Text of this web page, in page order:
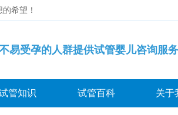
希望！
易受孕的人群提供试管婴儿咨询服务
管知识 试管百科 关于